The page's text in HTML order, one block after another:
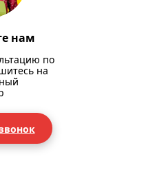
нам
по
на